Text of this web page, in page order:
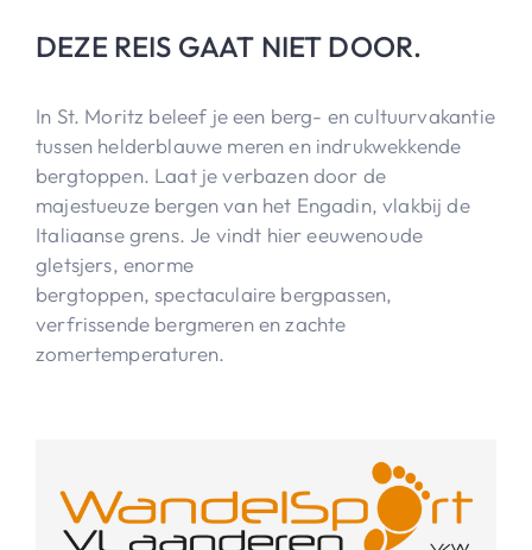
DEZE REIS GAAT NIET DOOR.
In St. Moritz beleef je een berg- en cultuurvakantie
tussen helderblauwe meren en indrukwekkende
bergtoppen. Laat je verbazen door de
majestueuze bergen van het Engadin, vlakbij de
Italiaanse grens. Je vindt hier eeuwenoude
gletsjers, enorme
bergtoppen, spectaculaire bergpassen,
verfrissende bergmeren en zachte
zomertemperaturen.